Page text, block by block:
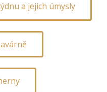
a jejich úmysly